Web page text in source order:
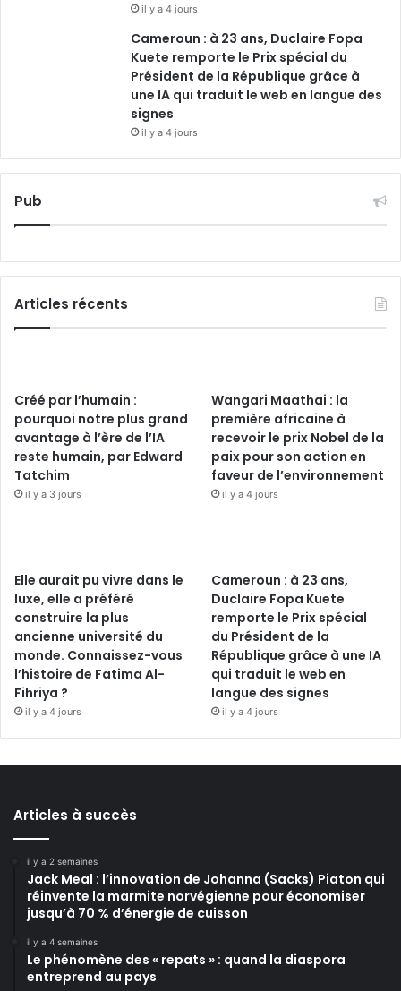
il y a 4 jours
Cameroun : à 23 ans, Duclaire Fopa
Kuete remporte le Prix spécial du
Président de la République grâce à
une IA qui traduit le web en langue des
signes
il y a 4 jours
Pub
Articles récents
Créé par l’humain :
pourquoi notre plus grand
avantage à l’ère de l’IA
reste humain, par Edward
Tatchim
il y a 3 jours
Wangari Maathai : la
première africaine à
recevoir le prix Nobel de la
paix pour son action en
faveur de l’environnement
il y a 4 jours
Elle aurait pu vivre dans le
luxe, elle a préféré
construire la plus
ancienne université du
monde. Connaissez-vous
l’histoire de Fatima Al-
Fihriya ?
il y a 4 jours
Cameroun : à 23 ans,
Duclaire Fopa Kuete
remporte le Prix spécial
du Président de la
République grâce à une IA
qui traduit le web en
langue des signes
il y a 4 jours
Articles à succès
il y a 2 semaines
Jack Meal : l’innovation de Johanna (Sacks) Piaton qui
réinvente la marmite norvégienne pour économiser
jusqu’à 70 % d’énergie de cuisson
il y a 4 semaines
Le phénomène des « repats » : quand la diaspora
entreprend au pays